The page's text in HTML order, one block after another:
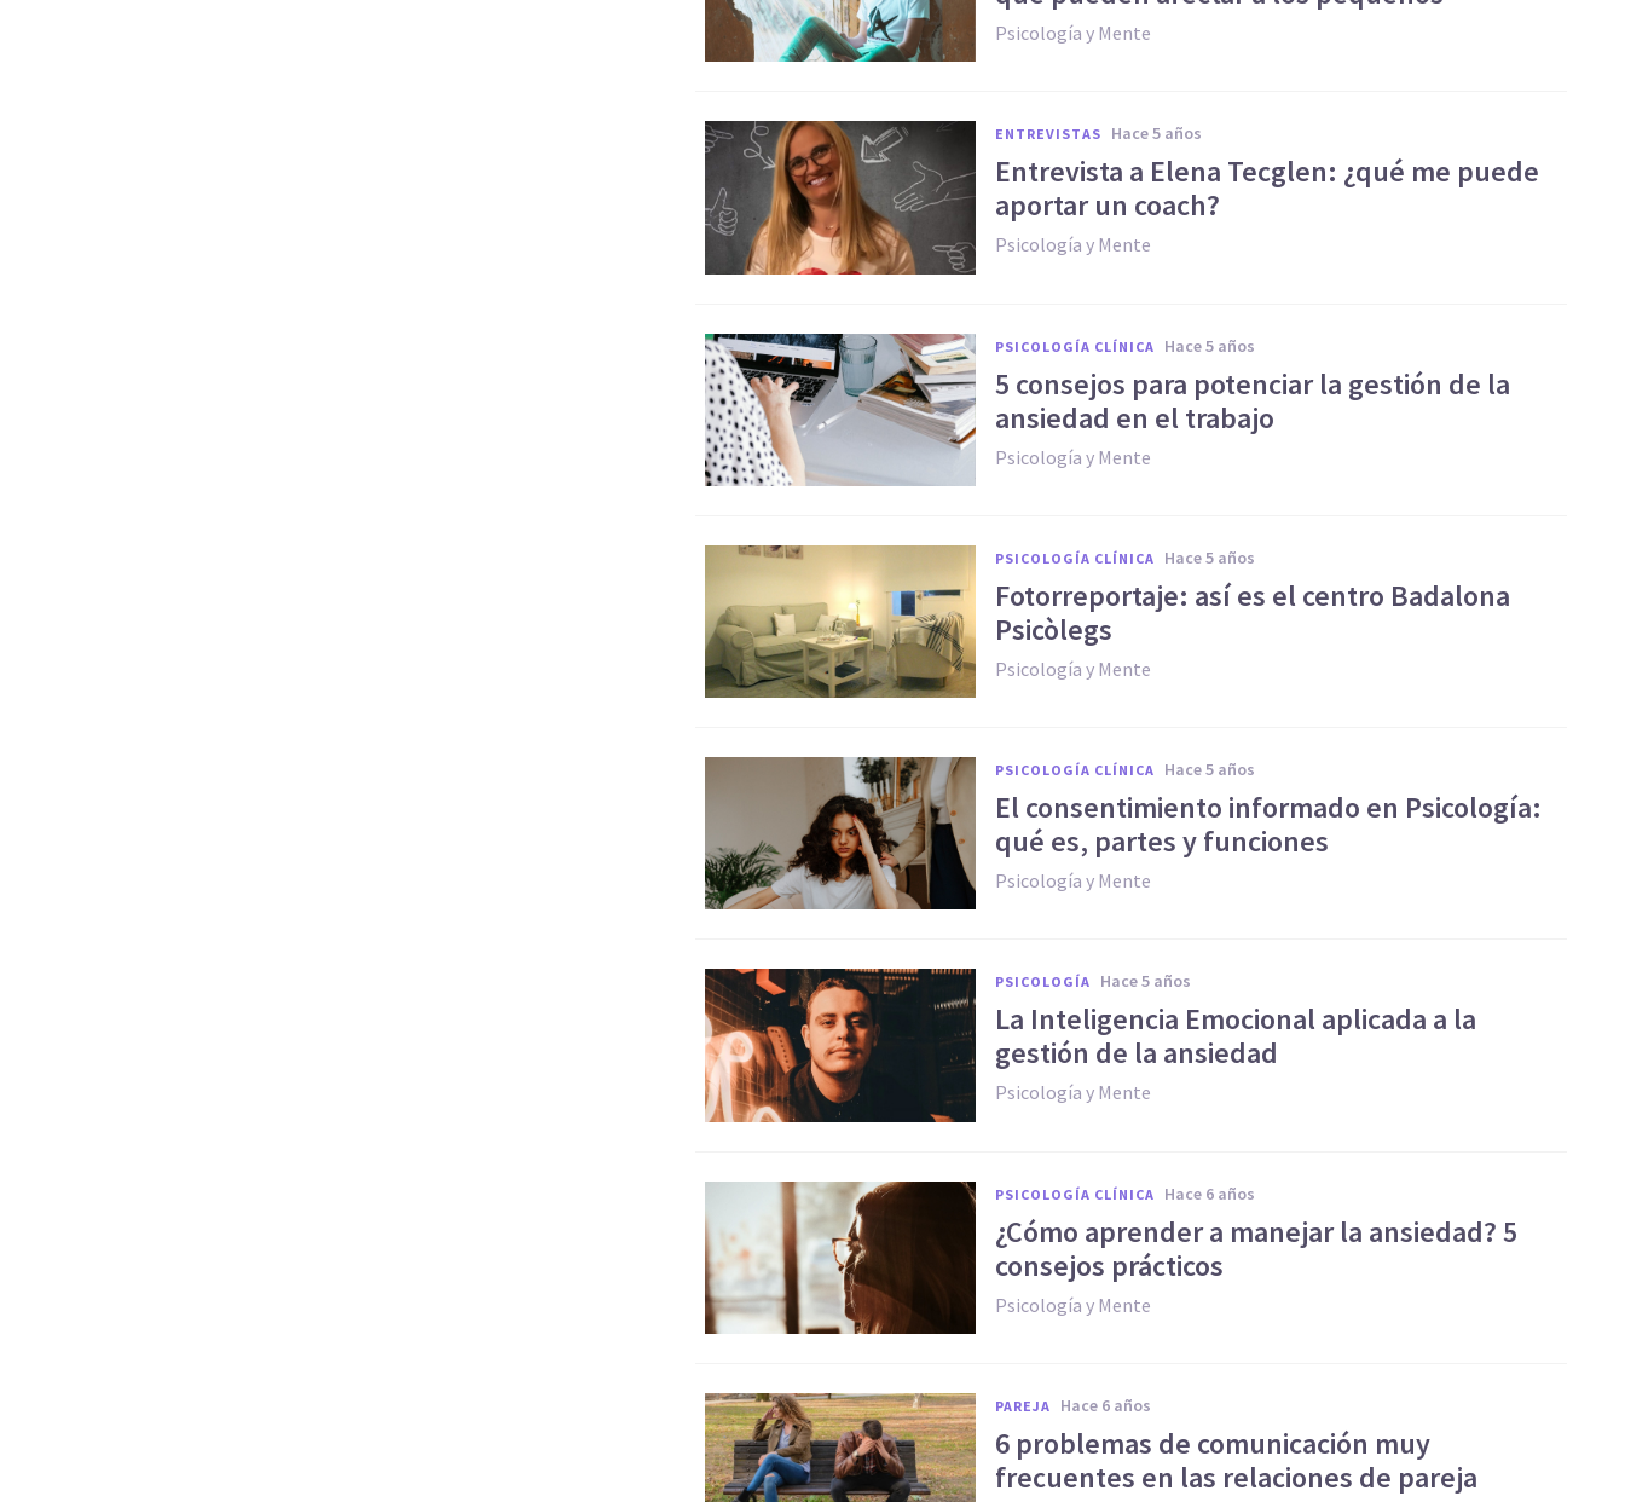
Psicología y Mente
ENTREVISTAS hace 5 años
Entrevista a Elena Tecglen: ¿qué me puede
aportar un coach?
Psicología y Mente
PSICOLOGÍA CLÍNICA hace 5 años
5 consejos para potenciar la gestión de la
ansiedad en el trabajo
Psicología y Mente
PSICOLOGÍA CLÍNICA hace 5 años
Fotorreportaje: así es el centro Badalona
Psicòlegs
Psicología y Mente
PSICOLOGÍA CLÍNICA hace 5 años
El consentimiento informado en Psicología:
qué es, partes y funciones
Psicología y Mente
PSICOLOGÍA hace 5 años
La Inteligencia Emocional aplicada a la
gestión de la ansiedad
Psicología y Mente
PSICOLOGÍA CLÍNICA hace 6 años
¿Cómo aprender a manejar la ansiedad? 5
consejos prácticos
Psicología y Mente
PAREJA hace 6 años
6 problemas de comunicación muy
frecuentes en las relaciones de pareja